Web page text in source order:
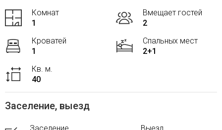
Комнат
1
Вмещает гостей
2
Кроватей
1
Спальных мест
2+1
Кв. м.
40
Заселение, выезд
Заселение
Выезд